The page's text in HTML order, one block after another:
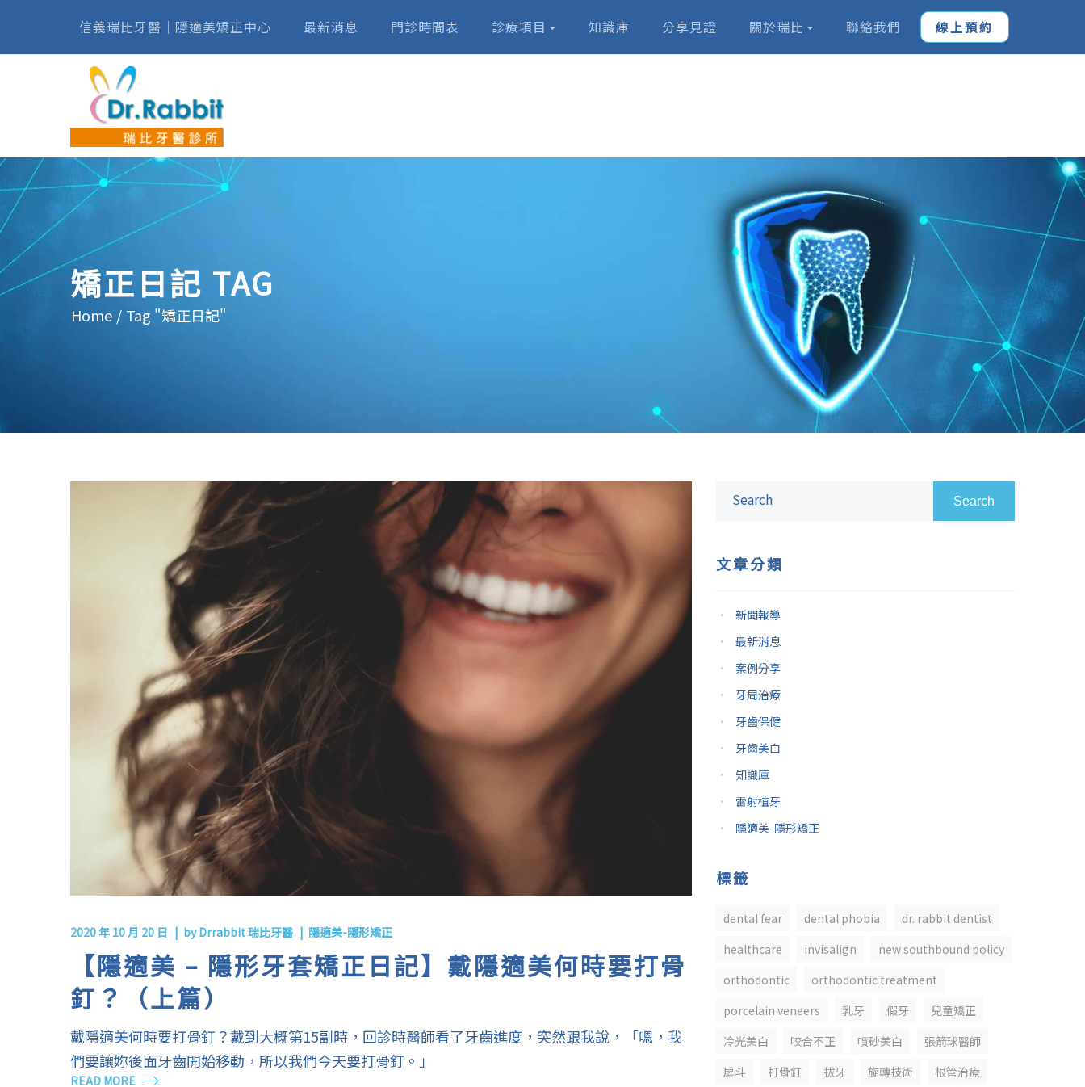
信義瑞比牙醫｜隱適美矯正中心 最新消息 門診時間表 診療項目 知識庫 分享見證 關於瑞比 聯絡我們 線上預約
矯正日記 TAG
Home / Tag "矯正日記"
2020 年 10 月 20 日 byDrrabbit 瑞比牙醫 隱適美-隱形矯正
【隱適美 – 隱形牙套矯正日記】戴隱適美何時要打骨
釘？（上篇）
戴隱適美何時要打骨釘？戴到大概第15副時，回診時醫師看了牙齒進度，突然跟我說，「嗯，我
們要讓妳後面牙齒開始移動，所以我們今天要打骨釘。」
READ MORE
Search
文章分類
新聞報導
最新消息
案例分享
牙周治療
牙齒保健
牙齒美白
知識庫
雷射植牙
隱適美-隱形矯正
標籤
dental fear dental phobia
dr. rabbit dentist
healthcare
invisalign
new southbound policy
orthodontic
orthodontic treatment
porcelain veneers
乳牙 假牙
兒童矯正
冷光美白
咬合不正 噴砂美白
張箭球醫師
戽斗
打骨釘 拔牙 旋轉技術
根管治療